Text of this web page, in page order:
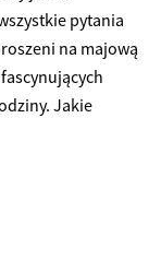
pytania
na majową
Jakie